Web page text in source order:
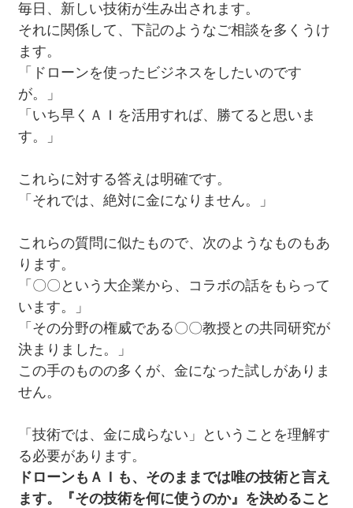
毎日、新しい技術が生み出されます。
それに関係して、下記のようなご相談を多くうけ
ます。
「ドローンを使ったビジネスをしたいのです
が。」
「いち早くＡＩを活用すれば、勝てると思いま
す。」
これらに対する答えは明確です。
「それでは、絶対に金になりません。」
これらの質問に似たもので、次のようなものもあ
ります。
「〇〇という大企業から、コラボの話をもらって
います。」
「その分野の権威である〇〇教授との共同研究が
決まりました。」
この手のものの多くが、金になった試しがありま
せん。
「技術では、金に成らない」ということを理解す
る必要があります。
ドローンもＡＩも、そのままでは唯の技術と言え
ます。『その技術を何に使うのか』を決めること